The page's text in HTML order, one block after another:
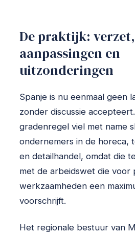
De praktijk: verzet,
aanpassingen en
uitzonderingen
Spanje is nu eenmaal geen
zonder discussie
gradenregel viel met name
ondernemers in de horeca,
en detailhandel, omdat die
met de arbeidswet die voor
werkzaamheden een
voorschrijft.
Het regionale bestuur van